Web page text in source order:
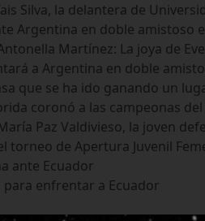
Silva, la delantera de
Argentina en doble amistoso
Martínez: La joya de
a Argentina en doble
que se ha ido ganando un
coronó a las campeonas
Paz Valdivieso, la joven
torneo de Apertura Juvenil
ante Ecuador
para enfrentar a Ecuador